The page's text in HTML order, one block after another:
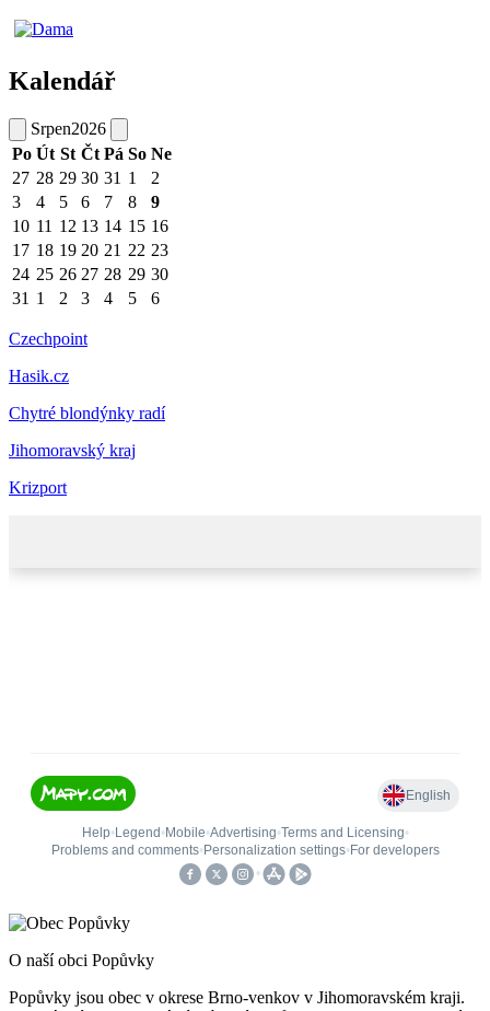
Kalendář
Srpen2026
Po Út St Čt Pá So Ne
27 28 29 30 31 1
2
3
4 5 6 7 8
9
10 11 12 13 14 15 16
17 18 19 20 21 22 23
24 25 26 27 28 29 30
31 1 2 3 4 5 6
Czechpoint
Hasik.cz
Chytré blondýnky radí
Jihomoravský kraj
Krizport
O naší obci Popůvky
Popůvky jsou obec v okrese Brno-venkov v Jihomoravském kraji.